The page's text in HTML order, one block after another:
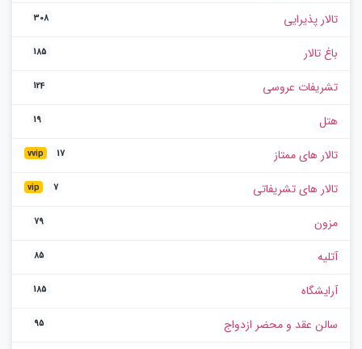
تالار پذیرایی 308
باغ تالار 185
تشریفات عروسی 124
هتل 19
تالار های ممتاز vvip 17
تالار های تشریفاتی vip 7
مزون 79
آتلیه 85
آرایشگاه 185
سالن عقد و محضر ازدواج 95